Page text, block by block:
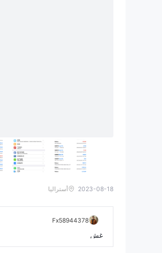
2023-08-18 أستراليا
Fx58944378
غش